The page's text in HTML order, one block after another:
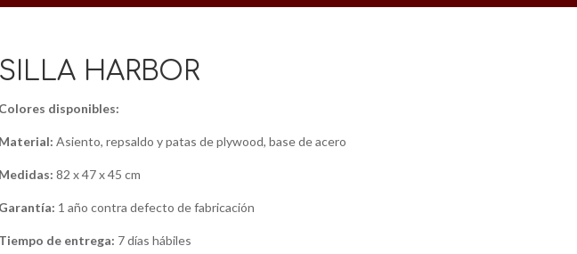
SILLA HARBOR
Colores disponibles:
Material: Asiento, repsaldo y patas de plywood, base de acero
Medidas: 82 x 47 x 45 cm
Garantía: 1 año contra defecto de fabricación
Tiempo de entrega: 7 días hábiles